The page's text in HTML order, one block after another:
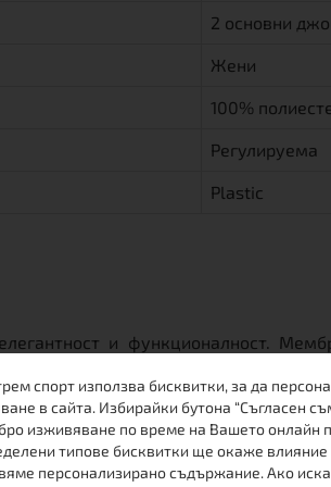
2 основни
Жени
100%
Регулируема
Plastic
и функционалност.
топлина дори и в мразовито
от тафта. Ще оцените удобния
ципове на джобовете,
спорт използва бисквитки, за да
в сайта. Избирайки бутона “Съгласен
изживяване по време на Вашето онлайн
типове бисквитки ще окаже влияние
персонализирано съдържание. Ако